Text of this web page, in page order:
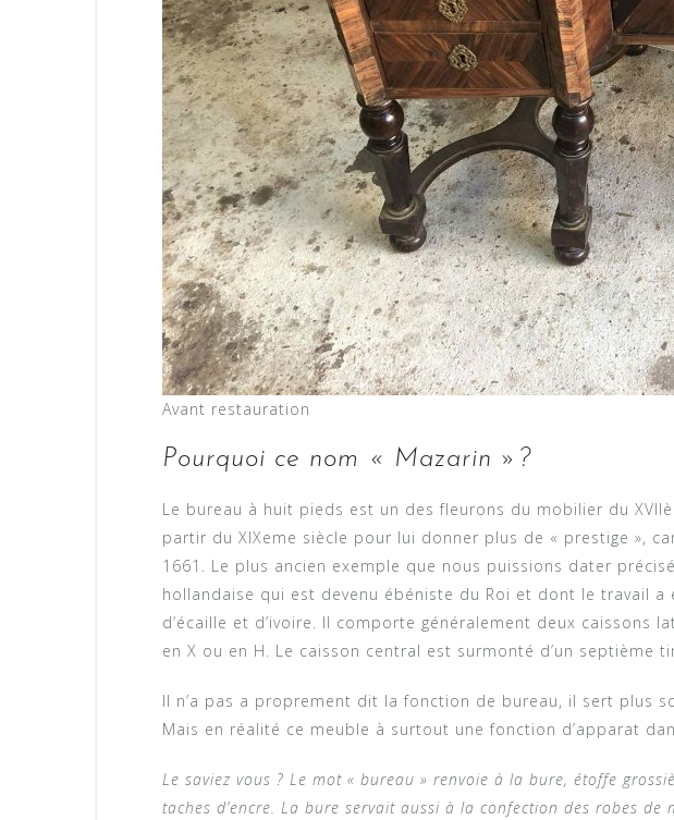
Avant restauration
Pourquoi ce nom « Mazarin »?
Le bureau à huit pieds est un des fleurons du mobilier du
partir du XIXeme siècle pour lui donner plus de « prestige »,
1661. Le plus ancien exemple que nous puissions dater
hollandaise qui est devenu ébéniste du Roi et dont le travail
d’écaille et d’ivoire. Il comporte généralement deux
en X ou en H. Le caisson central est surmonté d’un septième
Il n’a pas a proprement dit la fonction de bureau, il sert plus
Mais en réalité ce meuble à surtout une fonction d’apparat
Le saviez vous ? Le mot « bureau » renvoie à la bure, étoffe
taches d’encre. La bure servait aussi à la confection des robes